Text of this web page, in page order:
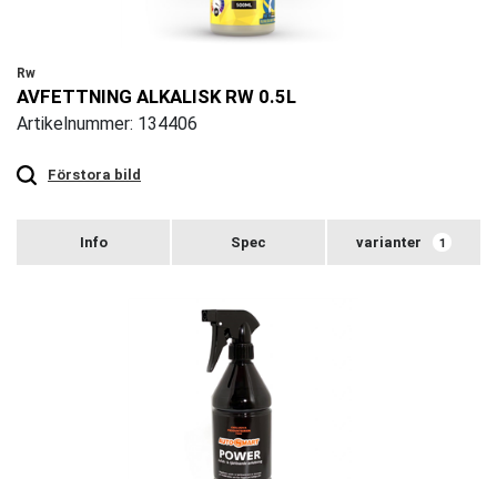
Rw
AVFETTNING ALKALISK RW 0.5L
Artikelnummer: 134406
Förstora bild
zoom
varianter 1